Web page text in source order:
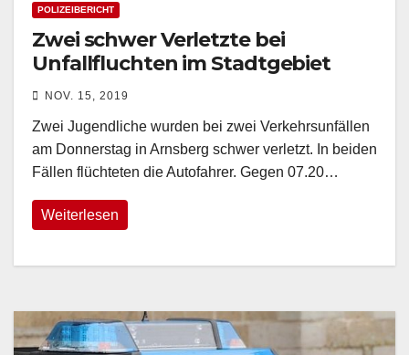
POLIZEIBERICHT
Zwei schwer Verletzte bei
Unfallfluchten im Stadtgebiet
NOV. 15, 2019
Zwei Jugendliche wurden bei zwei Verkehrsunfällen
am Donnerstag in Arnsberg schwer verletzt. In beiden
Fällen flüchteten die Autofahrer. Gegen 07.20…
Weiterlesen